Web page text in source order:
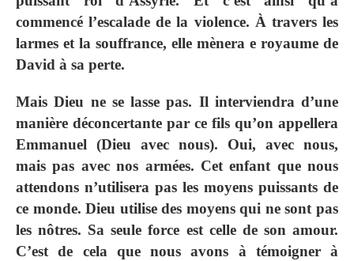
commencé l’escalade de la violence. À travers les
larmes et la souffrance, elle mènera e royaume de
David à sa perte.
Mais Dieu ne se lasse pas. Il interviendra d’une
manière déconcertante par ce fils qu’on appellera
Emmanuel (Dieu avec nous). Oui, avec nous,
mais pas avec nos armées. Cet enfant que nous
attendons n’utilisera pas les moyens puissants de
ce monde. Dieu utilise des moyens qui ne sont pas
les nôtres. Sa seule force est celle de son amour.
C’est de cela que nous avons à témoigner à